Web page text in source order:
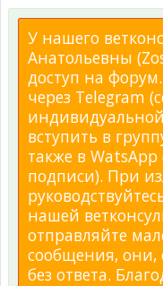
У нашего
Анатольевны
доступ на
через Telegram
вступить в
также в
подписи). При
нашей
отправляйте
сообщения, они,
без ответа.